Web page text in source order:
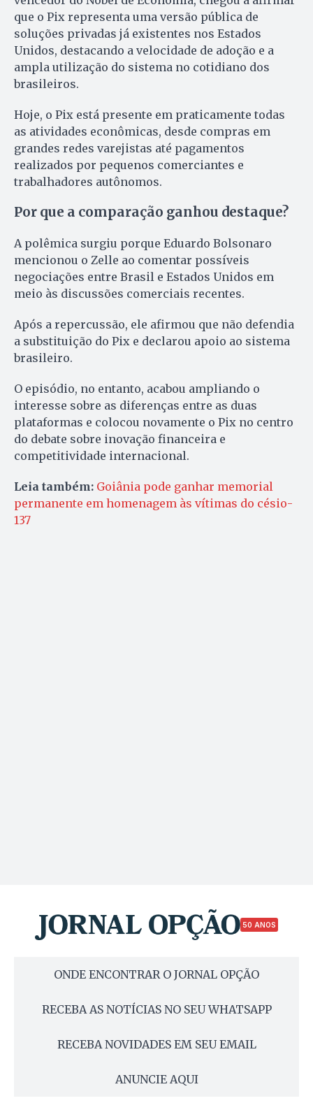
que o Pix representa uma versão pública de
soluções privadas já existentes nos Estados
Unidos, destacando a velocidade de adoção e a
ampla utilização do sistema no cotidiano dos
brasileiros.
Hoje, o Pix está presente em praticamente todas
as atividades econômicas, desde compras em
grandes redes varejistas até pagamentos
realizados por pequenos comerciantes e
trabalhadores autônomos.
Por que a comparação ganhou destaque?
A polêmica surgiu porque Eduardo Bolsonaro
mencionou o Zelle ao comentar possíveis
negociações entre Brasil e Estados Unidos em
meio às discussões comerciais recentes.
Após a repercussão, ele afirmou que não defendia
a substituição do Pix e declarou apoio ao sistema
brasileiro.
O episódio, no entanto, acabou ampliando o
interesse sobre as diferenças entre as duas
plataformas e colocou novamente o Pix no centro
do debate sobre inovação financeira e
competitividade internacional.
Leia também: Goiânia pode ganhar memorial
permanente em homenagem às vítimas do césio-
137
50 ANOS
ONDE ENCONTRAR O JORNAL OPÇÃO
RECEBA AS NOTÍCIAS NO SEU WHATSAPP
RECEBA NOVIDADES EM SEU EMAIL
ANUNCIE AQUI